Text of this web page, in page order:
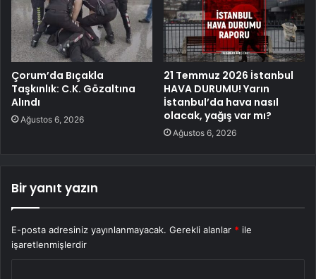
Çorum’da Bıçakla
Taşkınlık: C.K. Gözaltına
Alındı
Ağustos 6, 2026
21 Temmuz 2026 İstanbul
HAVA DURUMU! Yarın
İstanbul’da hava nasıl
olacak, yağış var mı?
Ağustos 6, 2026
Bir yanıt yazın
E-posta adresiniz yayınlanmayacak. Gerekli alanlar * ile
işaretlenmişlerdir